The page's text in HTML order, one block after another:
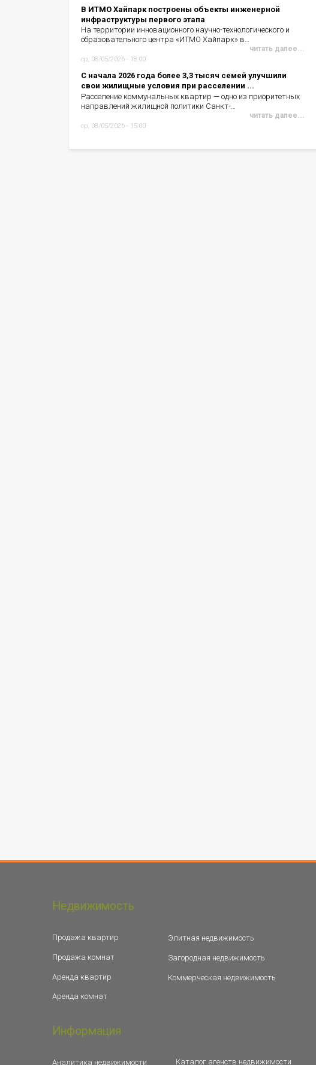
В ИТМО Хайпарк построены объекты инженерной
инфраструктуры первого этапа
На территории инновационного научно-технологического и
образовательного центра «ИТМО Хайпарк» в…
читать далее...
ср, 08/05/2026 - 18:00
С начала 2026 года более 3,3 тысяч семей улучшили
свои жилищные условия при расселении ...
Расселение коммунальных квартир — одно из приоритетных
направлений жилищной политики Санкт-…
читать далее...
ср, 08/05/2026 - 15:00
Недвижимость
Продажа квартир
Продажа комнат
Аренда квартир
Аренда комнат
Элитная недвижимость
Загородная недвижимость
Коммерческая недвижимость
Информация
Аналитика недвижимости Каталог агенств недвижимости